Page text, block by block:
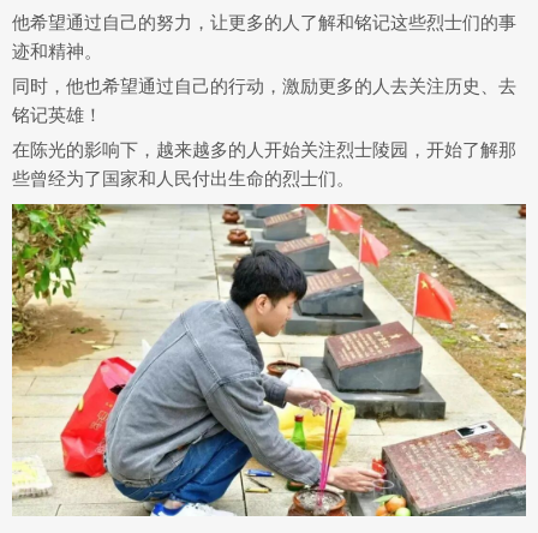
他希望通过自己的努力，让更多的人了解和铭记这些烈士们的事
迹和精神。
同时，他也希望通过自己的行动，激励更多的人去关注历史、去
铭记英雄！
在陈光的影响下，越来越多的人开始关注烈士陵园，开始了解那
些曾经为了国家和人民付出生命的烈士们。